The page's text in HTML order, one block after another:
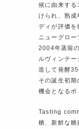
候に由来する
けられ、熟
ディが評価を
ニューグロ
2004年蒸留
ルヴィンテ
造して発酵35
その誕生初
機会となるボ
Tasting
糖、新鮮な糖